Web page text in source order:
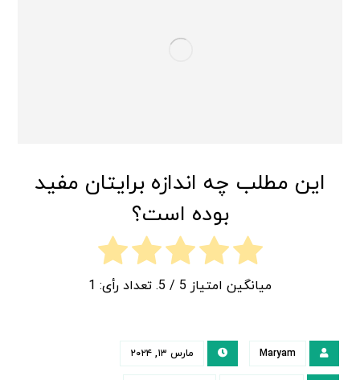
این مطلب چه اندازه برایتان مفید
بوده است؟
میانگین امتیاز 5 / 5. تعداد رأی: 1
Maryam مارس ۱۳, ۲۰۲۴